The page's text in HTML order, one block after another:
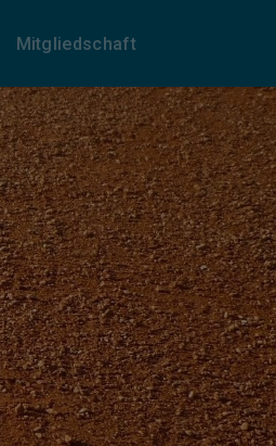
Mitgliedschaft